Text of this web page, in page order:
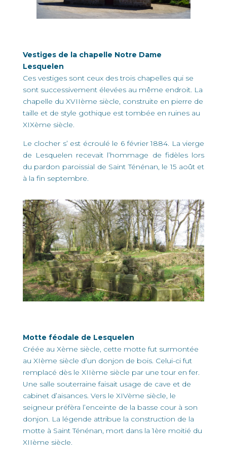
Vestiges de la chapelle Notre Dame
Lesquelen
Ces vestiges sont ceux des trois chapelles qui se
sont successivement élevées au même endroit. La
chapelle du XVIIème siècle, construite en pierre de
taille et de style gothique est tombée en ruines au
XIXème siècle.
Le clocher s’ est écroulé le 6 février 1884. La vierge
de Lesquelen recevait l’hommage de fidèles lors
du pardon paroissial de Saint Ténénan, le 15 août et
à la fin septembre.
Motte féodale de Lesquelen
Créée au Xème siècle, cette motte fut surmontée
au XIème siècle d’un donjon de bois. Celui-ci fut
remplacé dès le XIIème siècle par une tour en fer.
Une salle souterraine faisait usage de cave et de
cabinet d’aisances. Vers le XIVème siècle, le
seigneur préfèra l’enceinte de la basse cour à son
donjon. La légende attribue la construction de la
motte à Saint Ténénan, mort dans la 1ère moitié du
XIIème siècle.